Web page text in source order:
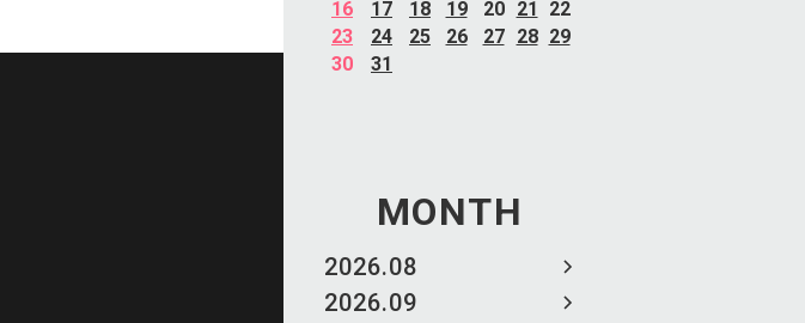
16
17 18 19 20 21
22
23
24 25 26 27 28 29
30
31
MONTH
2026.08
2026.09